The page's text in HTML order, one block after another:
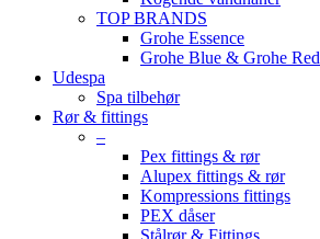
TOP BRANDS
Grohe Essence
Grohe Blue & Grohe Red
Udespa
Spa tilbehør
Rør & fittings
–
Pex fittings & rør
Alupex fittings & rør
Kompressions fittings
PEX dåser
Stålrør & Fittings